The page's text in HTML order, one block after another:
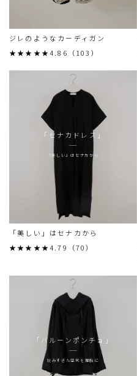
ジレのようなカーディガン
★★★★★4.86（103）
「セナカドレス」
「美しい」はセナカから
「美しい」はセナカから
★★★★★4.79（70）
「バルーンポンチョ」
読みすぎた空気を風船に